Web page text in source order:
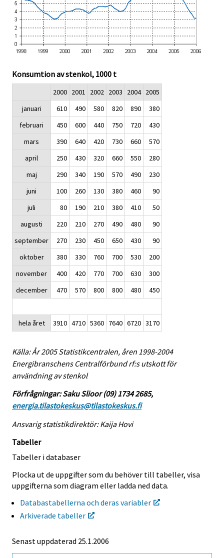
Konsumtion av stenkol, 1000 t
2000 2001 2002 2003 2004 2005
januari
610 490 580 820 890
380
februari
450 600 440 750 720
430
mars
390 640 420 730 660
570
april
250 430 320 660 550
280
maj
290 340 190 570 490
230
juni
100 260 130 380 460
90
juli
80 190 210 380 410
50
augusti
220 210 270 490 480
90
september
270 230 450 650 430
90
oktober
380 330 760 700 530
200
november
400 420 770 700 630
300
december
470 570 800 800 480 450
hela året 3910 4710 5360 7640 6720 3170
Källa: År 2005 Statistikcentralen, åren 1998-2004
Energibranschens Centralförbund rf:s utskott för
användning av stenkol
Förfrågningar: Saku Slioor (09) 1734 2685,
energia.tilastokeskus@tilastokeskus.fi
Ansvarig statistikdirektör: Kaija Hovi
Tabeller
Tabeller i databaser
Plocka ut de uppgifter som du behöver till tabeller, visa
uppgifterna som diagram eller ladda ned data.
Databastabellerna och deras variabler
Arkiverade tabeller
Senast uppdaterad 25.1.2006